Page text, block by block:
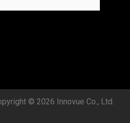
© 2026 Innovue Co., Ltd.